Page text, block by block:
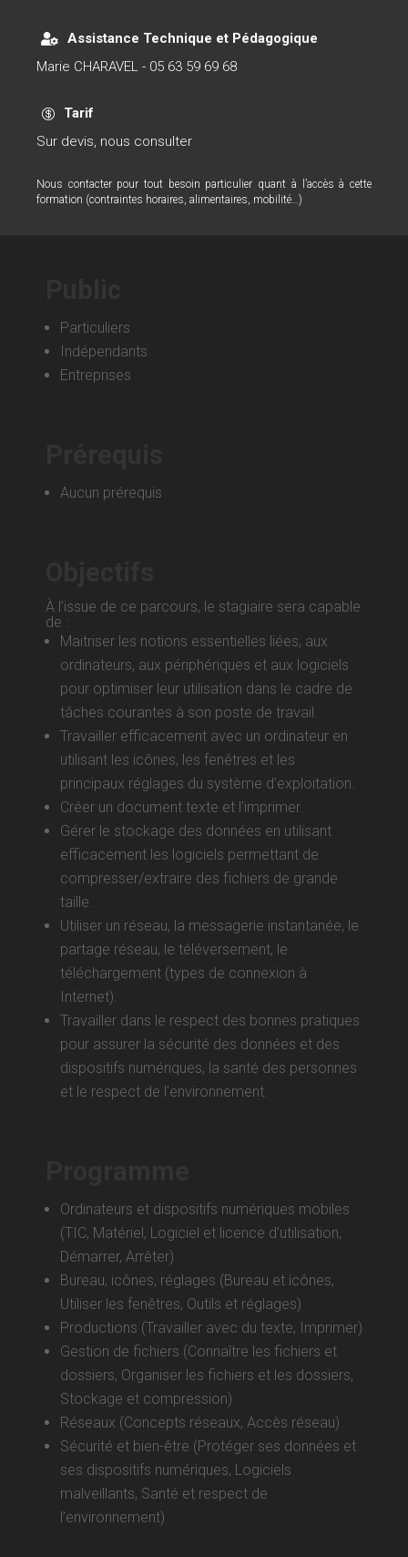
Particuliers
Indépendants
Entreprises
Aucun prérequis
À l’issue de ce parcours, le stagiaire sera capable
de :
Maitriser les notions essentielles liées, aux
ordinateurs, aux périphériques et aux logiciels
pour optimiser leur utilisation dans le cadre de
tâches courantes à son poste de travail.
Travailler efficacement avec un ordinateur en
utilisant les icônes, les fenêtres et les
principaux réglages du système d'exploitation.
Créer un document texte et l'imprimer.
Gérer le stockage des données en utilisant
efficacement les logiciels permettant de
compresser/extraire des fichiers de grande
taille.
Utiliser un réseau, la messagerie instantanée, le
partage réseau, le téléversement, le
téléchargement (types de connexion à
Internet).
Travailler dans le respect des bonnes pratiques
pour assurer la sécurité des données et des
dispositifs numériques, la santé des personnes
et le respect de l'environnement.
Ordinateurs et dispositifs numériques mobiles
(TIC, Matériel, Logiciel et licence d’utilisation,
Démarrer, Arrêter)
Bureau, icônes, réglages (Bureau et icônes,
Utiliser les fenêtres, Outils et réglages)
Productions (Travailler avec du texte, Imprimer)
Gestion de fichiers (Connaître les fichiers et
dossiers, Organiser les fichiers et les dossiers,
Stockage et compression)
Réseaux (Concepts réseaux, Accès réseau)
Sécurité et bien-être (Protéger ses données et
ses dispositifs numériques, Logiciels
malveillants, Santé et respect de
l’environnement)

Assistance Technique et Pédagogique
Marie CHARAVEL - 05 63 59 69 68

Tarif
Sur devis, nous consulter
Nous contacter pour tout besoin particulier quant à l’accès à cette
formation (contraintes horaires, alimentaires, mobilité…)